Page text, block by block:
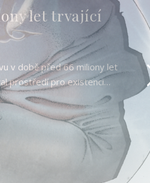
prvohorního permu a
vymírání druhů, které